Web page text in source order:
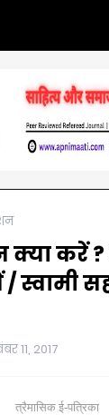
क्या करें
स्वामी
11, 2017
त्रैमासिक ई-पत्रिका